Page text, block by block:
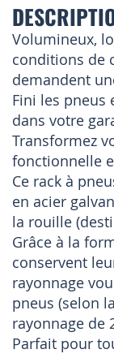
Volumineux,
conditions de
demandent
Fini les pneus
dans votre
Transformez
fonctionnelle
Ce rack à
en acier
la rouille
Grâce à la
conservent
rayonnage
pneus (selon
rayonnage de
Parfait pour